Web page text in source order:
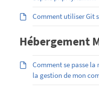
Comment utiliser Git
Hébergement
Comment se passe la
la gestion de mon